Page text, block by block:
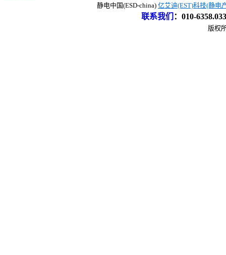
静电中国(ESD-china) 亿艾迪(EST)科技(静电
联系我们 ： 010-
版权